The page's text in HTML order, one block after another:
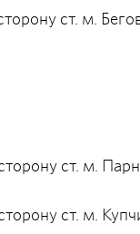
ст. м.
ст. м.
ст. м.